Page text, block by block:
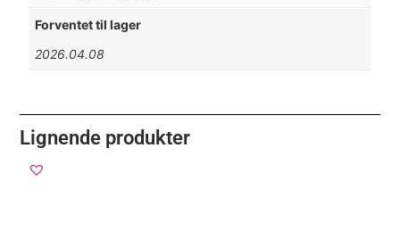
Forventet til lager
2026.04.08
Lignende produkter